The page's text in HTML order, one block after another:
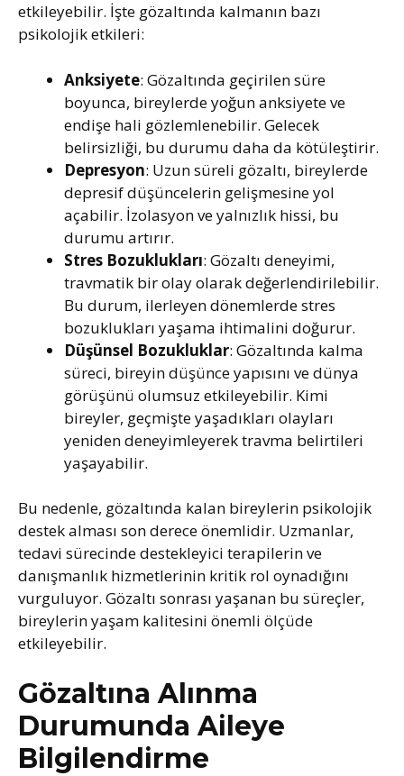
etkileyebilir. İşte gözaltında kalmanın bazı
psikolojik etkileri:
Anksiyete: Gözaltında geçirilen süre
boyunca, bireylerde yoğun anksiyete ve
endişe hali gözlemlenebilir. Gelecek
belirsizliği, bu durumu daha da kötüleştirir.
Depresyon: Uzun süreli gözaltı, bireylerde
depresif düşüncelerin gelişmesine yol
açabilir. İzolasyon ve yalnızlık hissi, bu
durumu artırır.
Stres Bozuklukları: Gözaltı deneyimi,
travmatik bir olay olarak değerlendirilebilir.
Bu durum, ilerleyen dönemlerde stres
bozuklukları yaşama ihtimalini doğurur.
Düşünsel Bozukluklar: Gözaltında kalma
süreci, bireyin düşünce yapısını ve dünya
görüşünü olumsuz etkileyebilir. Kimi
bireyler, geçmişte yaşadıkları olayları
yeniden deneyimleyerek travma belirtileri
yaşayabilir.
Bu nedenle, gözaltında kalan bireylerin psikolojik
destek alması son derece önemlidir. Uzmanlar,
tedavi sürecinde destekleyici terapilerin ve
danışmanlık hizmetlerinin kritik rol oynadığını
vurguluyor. Gözaltı sonrası yaşanan bu süreçler,
bireylerin yaşam kalitesini önemli ölçüde
etkileyebilir.
Gözaltına Alınma
Durumunda Aileye
Bilgilendirme